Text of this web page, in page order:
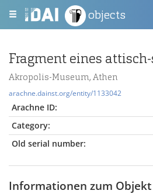
objects
Akropolis-Museum, Athen
arachne.dainst.org/entity/1133042
Arachne ID:
Category:
Old serial number:
Informationen zum Objekt